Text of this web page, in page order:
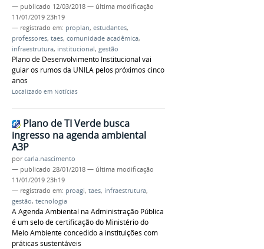
— publicado 12/03/2018 — última modificação
11/01/2019 23h19
— registrado em: proplan, estudantes,
professores, taes, comunidade acadêmica,
infraestrutura, institucional, gestão
Plano de Desenvolvimento Institucional vai
guiar os rumos da UNILA pelos próximos cinco
anos
Localizado em Notícias
Plano de TI Verde busca
ingresso na agenda ambiental
A3P
porcarla.nascimento
— publicado 28/01/2018 — última modificação
11/01/2019 23h19
— registrado em: proagi, taes, infraestrutura,
gestão, tecnologia
A Agenda Ambiental na Administração Pública
é um selo de certificação do Ministério do
Meio Ambiente concedido a instituições com
práticas sustentáveis